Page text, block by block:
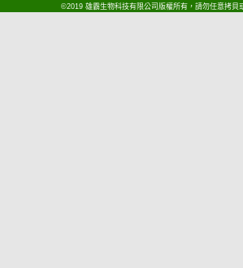
©2019 雄霸生物科技有限公司版權所有，請勿任意拷貝